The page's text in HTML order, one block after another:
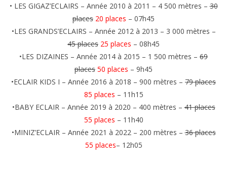
• LES GIGAZ’ECLAIRS – Année 2010 à 2011 – 4 500 mètres –30
places 20 places – 07h45
•LES GRANDS’ECLAIRS – Année 2012 à 2013 – 3 000 mètres –
45 places 25 places – 08h45
•LES DIZAINES – Année 2014 à 2015 – 1 500 mètres – 69
places 50 places – 9h45
•ECLAIR KIDS I – Année 2016 à 2018 – 900 mètres – 79 places
85 places – 11h15
•BABY ECLAIR – Année 2019 à 2020 – 400 mètres –41 places
55 places – 11h40
•MINIZ’ECLAIR – Année 2021 à 2022 – 200 mètres –36 places
55 places– 12h05